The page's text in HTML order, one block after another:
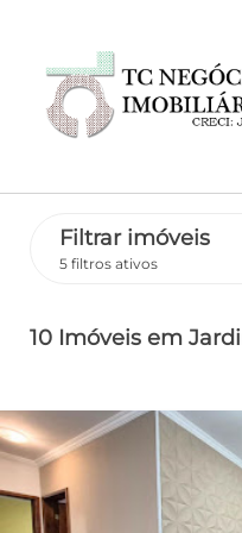
Filtrar imóveis
5 filtros ativos
10 Imóveis em